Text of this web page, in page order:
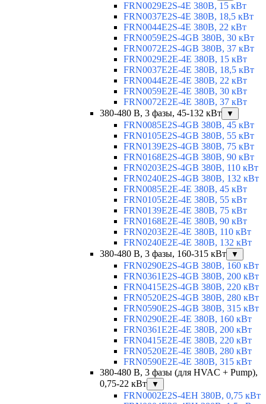
FRN0029E2S-4E 380В, 15 кВт
FRN0037E2S-4E 380В, 18,5 кВт
FRN0044E2S-4E 380В, 22 кВт
FRN0059E2S-4GB 380В, 30 кВт
FRN0072E2S-4GB 380В, 37 кВт
FRN0029E2E-4E 380В, 15 кВт
FRN0037E2E-4E 380В, 18,5 кВт
FRN0044E2E-4E 380В, 22 кВт
FRN0059E2E-4E 380В, 30 кВт
FRN0072E2E-4E 380В, 37 кВт
380-480 В, 3 фазы, 45-132 кВт
▼
FRN0085E2S-4GB 380В, 45 кВт
FRN0105E2S-4GB 380В, 55 кВт
FRN0139E2S-4GB 380В, 75 кВт
FRN0168E2S-4GB 380В, 90 кВт
FRN0203E2S-4GB 380В, 110 кВт
FRN0240E2S-4GB 380В, 132 кВт
FRN0085E2E-4E 380В, 45 кВт
FRN0105E2E-4E 380В, 55 кВт
FRN0139E2E-4E 380В, 75 кВт
FRN0168E2E-4E 380В, 90 кВт
FRN0203E2E-4E 380В, 110 кВт
FRN0240E2E-4E 380В, 132 кВт
380-480 В, 3 фазы, 160-315 кВт
▼
FRN0290E2S-4GB 380В, 160 кВт
FRN0361E2S-4GB 380В, 200 кВт
FRN0415E2S-4GB 380В, 220 кВт
FRN0520E2S-4GB 380В, 280 кВт
FRN0590E2S-4GB 380В, 315 кВт
FRN0290E2E-4E 380В, 160 кВт
FRN0361E2E-4E 380В, 200 кВт
FRN0415E2E-4E 380В, 220 кВт
FRN0520E2E-4E 380В, 280 кВт
FRN0590E2E-4E 380В, 315 кВт
380-480 В, 3 фазы (для HVAC + Pump),
0,75-22 кВт
▼
FRN0002E2S-4EH 380В, 0,75 кВт